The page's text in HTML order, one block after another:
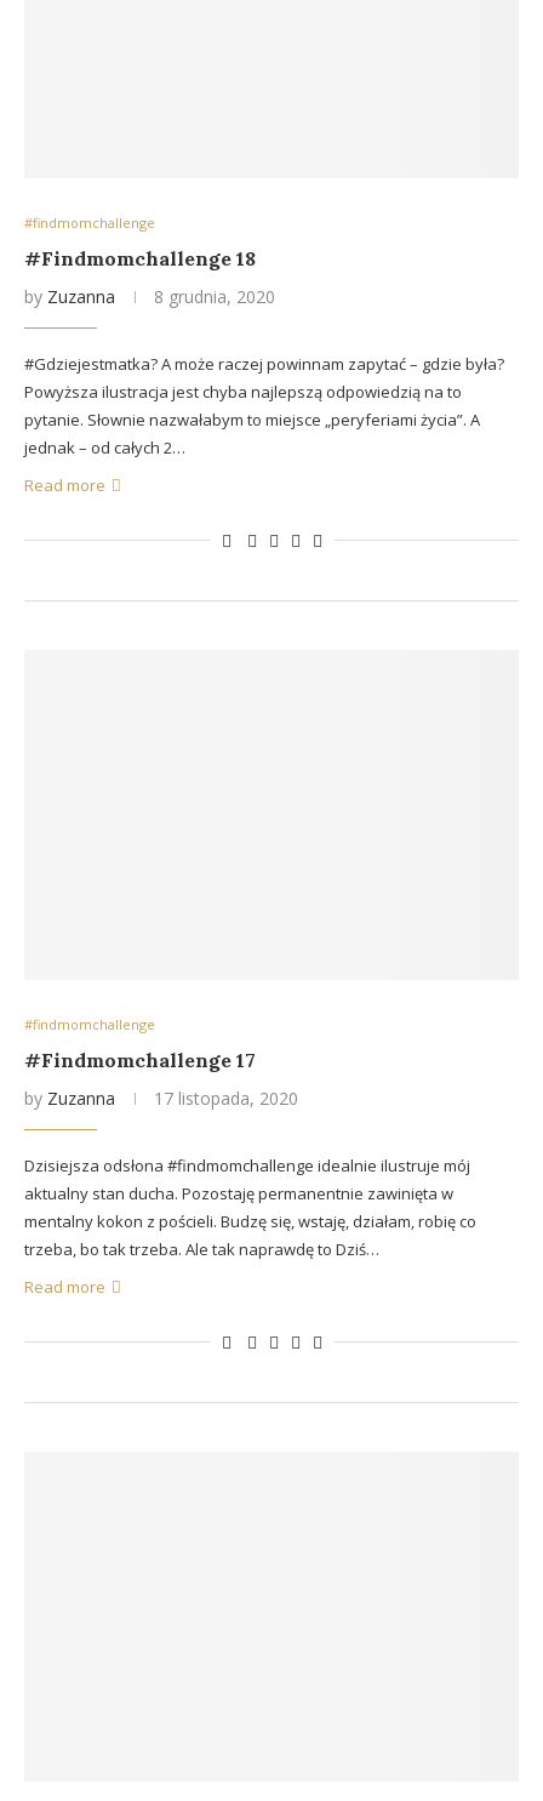
#findmomchallenge
#Findmomchallenge 18
by Zuzanna 8 grudnia, 2020
#Gdziejestmatka? A może raczej powinnam zapytać – gdzie była?
Powyższa ilustracja jest chyba najlepszą odpowiedzią na to
pytanie. Słownie nazwałabym to miejsce „peryferiami życia”. A
jednak – od całych 2…
Read more
#findmomchallenge
#Findmomchallenge 17
by Zuzanna 17 listopada, 2020
Dzisiejsza odsłona #findmomchallenge idealnie ilustruje mój
aktualny stan ducha. Pozostaję permanentnie zawinięta w
mentalny kokon z pościeli. Budzę się, wstaję, działam, robię co
trzeba, bo tak trzeba. Ale tak naprawdę to Dziś…
Read more